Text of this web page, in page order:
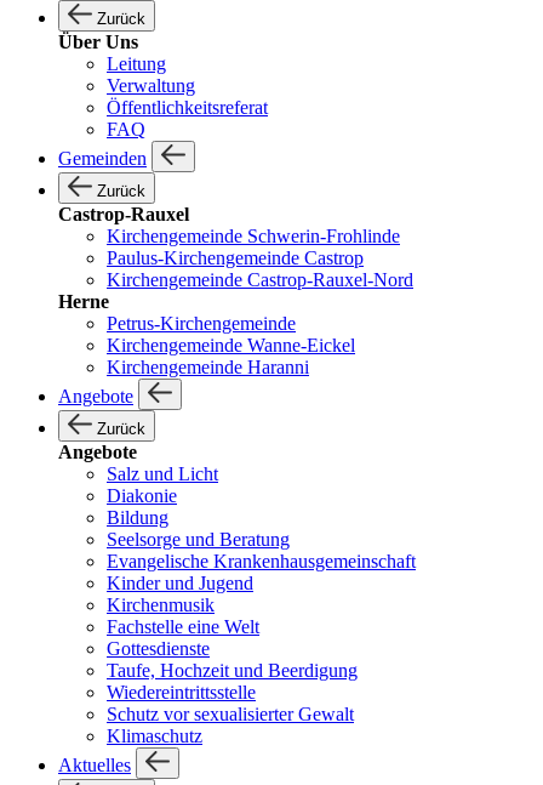
Zurück
Über Uns
Leitung
Verwaltung
Öffentlichkeitsreferat
FAQ
Gemeinden
Zurück
Castrop-Rauxel
Kirchengemeinde Schwerin-Frohlinde
Paulus-Kirchengemeinde Castrop
Kirchengemeinde Castrop-Rauxel-Nord
Herne
Petrus-Kirchengemeinde
Kirchengemeinde Wanne-Eickel
Kirchengemeinde Haranni
Angebote
Zurück
Angebote
Salz und Licht
Diakonie
Bildung
Seelsorge und Beratung
Evangelische Krankenhausgemeinschaft
Kinder und Jugend
Kirchenmusik
Fachstelle eine Welt
Gottesdienste
Taufe, Hochzeit und Beerdigung
Wiedereintrittsstelle
Schutz vor sexualisierter Gewalt
Klimaschutz
Aktuelles